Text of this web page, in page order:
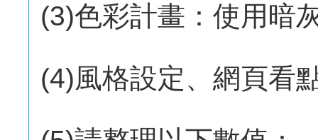
(3)色彩計畫：使用暗
(4)風格設定、網頁看